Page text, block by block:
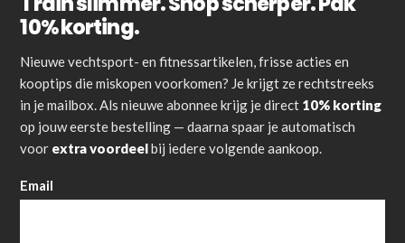
10% korting.
Nieuwe vechtsport- en fitnessartikelen, frisse acties en
kooptips die miskopen voorkomen? Je krijgt ze rechtstreeks
in je mailbox. Als nieuwe abonnee krijg je direct 10% korting
op jouw eerste bestelling — daarna spaar je automatisch
voor extra voordeelbij iedere volgende aankoop.
Email